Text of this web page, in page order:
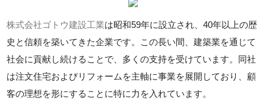
株式会社ゴトウ建設工業は昭和59年に設立され、40年以上の歴
史と信頼を築いてきた企業です。この長い間、建築業を通じて
社会に貢献し続けることで、多くの支持を受けています。同社
は注文住宅およびリフォームを主軸に事業を展開しており、顧
客の理想を形にすることに特に力を入れています。